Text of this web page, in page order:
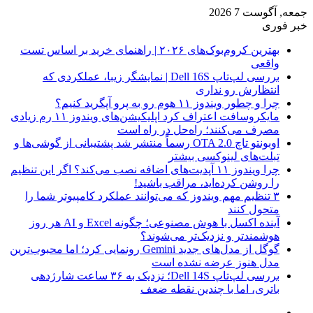
جمعه, آگوست 7 2026
خبر فوری
بهترین کروم‌بوک‌های ۲۰۲۶ | راهنمای خرید بر اساس تست
واقعی
بررسی لپ‌تاپ Dell 16S | نمایشگر زیبا، عملکردی که
انتظارش رو نداری
چرا و چطور ویندوز ۱۱ هوم رو به پرو آپگرید کنیم؟
مایکروسافت اعتراف کرد اپلیکیشن‌های ویندوز ۱۱ رم زیادی
مصرف می‌کنند؛ راه‌حل در راه است
اوبونتو تاچ OTA 2.0 رسماً منتشر شد پشتیبانی از گوشی‌ها و
تبلت‌های لینوکسی بیشتر
چرا ویندوز ۱۱ آپدیت‌های اضافه نصب می‌کند؟ اگر این تنظیم
را روشن کرده‌اید، مراقب باشید!
۳ تنظیم مهم ویندوز که می‌توانند عملکرد کامپیوتر شما را
متحول کنند
آینده اکسل با هوش مصنوعی؛ چگونه Excel و AI هر روز
هوشمندتر و نزدیک‌تر می‌شوند؟
گوگل از مدل‌های جدید Gemini رونمایی کرد؛ اما محبوب‌ترین
مدل هنوز عرضه نشده است
بررسی لپ‌تاپ Dell 14S؛ نزدیک به ۳۶ ساعت شارژدهی
باتری، اما با چندین نقطه ضعف